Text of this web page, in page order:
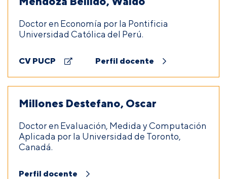
Doctor en Economía por la Pontificia
Universidad Católica del Perú.
CV PUCP Perfil docente
Millones Destefano, Oscar
Doctor en Evaluación, Medida y Computación
Aplicada por la Universidad de Toronto,
Canadá.
Perfil docente